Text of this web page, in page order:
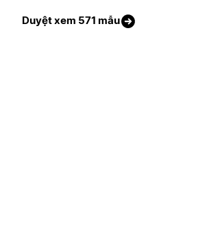
Duyệt xem 571 mẫu